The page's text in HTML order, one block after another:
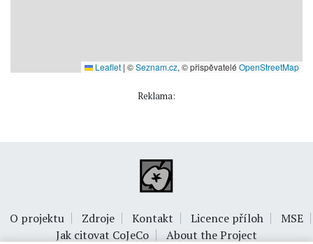
Leaflet | ©Seznam.cz, © přispěvatelé OpenStreetMap
Reklama:
O projektu Zdroje Kontakt Licence příloh
MSE
Jak citovat CoJeCo
About the Project